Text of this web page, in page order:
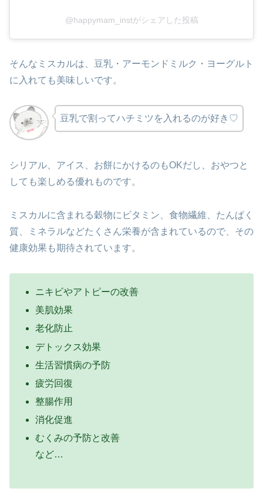
@happymam_instがシェアした投稿
そんなミスカルは、豆乳・アーモンドミルク・ヨーグルト
に入れても美味しいです。
豆乳で割ってハチミツを入れるのが好き♡
シリアル、アイス、お餅にかけるのもOKだし、おやつと
しても楽しめる優れものです。
ミスカルに含まれる穀物にビタミン、食物繊維、たんぱく
質、ミネラルなどたくさん栄養が含まれているので、その
健康効果も期待されています。
ニキビやアトピーの改善
美肌効果
老化防止
デトックス効果
生活習慣病の予防
疲労回復
整腸作用
消化促進
むくみの予防と改善
など…